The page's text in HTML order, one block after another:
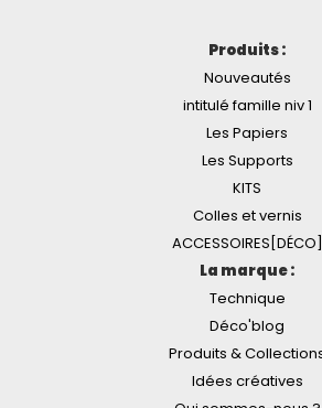
Produits :
Nouveautés
intitulé famille niv 1
Les Papiers
Les Supports
KITS
Colles et vernis
ACCESSOIRES[DÉCO]
La marque :
Technique
Déco'blog
Produits &
Idées créatives